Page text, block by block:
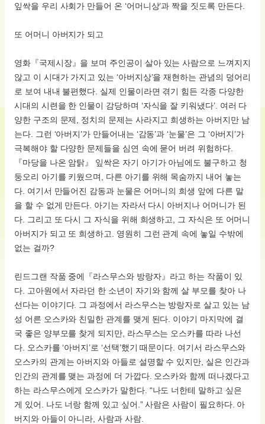
잎싹을 우리 사회가 만들어 온 ‘어머니상’과 짝을 짓도록 만든다.
또 어머니 아버지가 되고
영화『국제시장』을 보며 주인공이 살아 있는 사람으로 느껴지지
않고 이 시대가 가지고 있는 ‘아버지상’을 재현하는 관념의 덩어리
로 보여 내내 불편했다. 실제 인물이라면 겪기 힘든 각종 다양한
시대의 시련을 한 인물이 감당하며 ‘자식을 잘 키워냈다’. 여러 다
양한 구조의 문제, 정치의 문제는 사라지고 희생하는 아버지만 남
는다. 그런 ‘아버지’가 만들어내는 ‘감동’과 ‘눈물’은 그 ‘아버지’가
극복해야 할 다양한 문제들을 심연 속에 묻어 버려 위험하다.
『마당을 나온 암탉』 잎싹은 자기 아기가 아님에도 불구하고 청
둥오리 아기를 키웠으며, 다른 아기를 위해 목숨까지 내어 놓는
다. 여기서 만들어진 감동과 눈물은 어머니의 희생 앞에 다른 말
을 할 수 없게 만든다. 아기는 자라서 다시 아버지나 어머니가 된
다. 그리고 또 다시 그 자식을 위해 희생하고, 그 자식은 또 어머니
아버지가 되고 또 희생하고. 영원히 그런 관계 속에 놓일 수밖에
없는 걸까?
린드그랜 작품 중에『라스무스와 방랑자』라고 하는 작품이 있
다. 고아원에서 자라던 한 소년이 자기와 함께 살 부모를 찾아 나
선다는 이야기다. 그 과정에서 라스무스는 방랑자로 살고 있는 남
성 어른 오스카와 친밀한 관계를 맺게 된다. 이야기 마지막에 결
국 좋은 양부모를 찾게 되지만, 라스무스는 오스카를 따라 나선
다. 오스카를 ‘아버지’로 ‘선택’했기 때문이다. 여기서 라스무스와
오스카의 관계는 아버지와 아들로 설명할 수 있지만, 실은 인간과
인간의 관계를 맺는 과정에 더 가깝다. 오스카와 함께 떠나겠다고
하는 라스무스에게 오스카가 말한다. “나도 너한테 말하고 싶은
게 있어. 나도 너랑 함께 있고 싶어.” 사람은 사람이 필요하다. 아
버지와 아들이 아니라, 사람과 사람.